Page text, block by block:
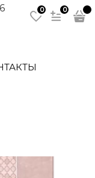
0 0